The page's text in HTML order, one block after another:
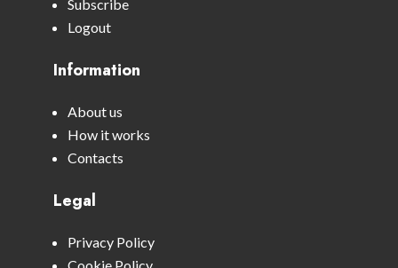
Subscribe
Logout
Information
About us
How it works
Contacts
Legal
Privacy Policy